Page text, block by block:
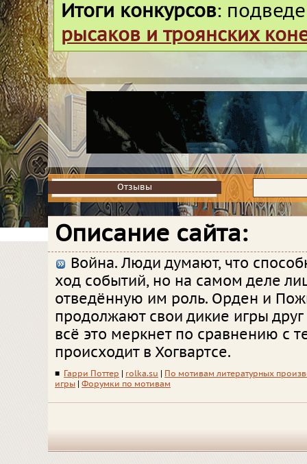
Итоги конкурсов:
рысаков и троянских
Отзывы
Отзывы
Описание сайта:
Война. Люди думают, что
ход событий, но на самом деле
отведённую им роль. Орден и
продолжают свои дикие игры друг
всё это меркнет по сравнению с
происходит в Хогвартсе.
■ Гарри Поттер rolka.su
По мотивам литературных
игры
Форумки по мотивам